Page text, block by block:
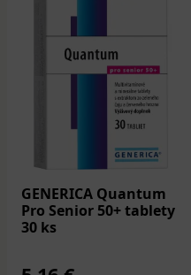
GENERICA Quantum
Pro Senior 50+ tablety
30 ks